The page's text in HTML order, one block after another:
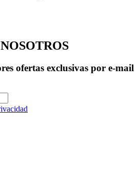
ofertas exclusivas por e-mail